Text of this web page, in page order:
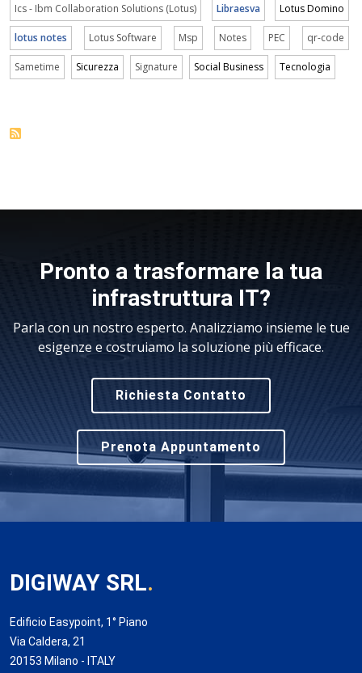
Ics - Ibm Collaboration Solutions (Lotus) Libraesva Lotus Domino
lotus notes Lotus Software Msp Notes PEC qr-code
Sametime Sicurezza Signature Social Business Tecnologia
Pronto a trasformare la tua
infrastruttura IT?
Parla con un nostro esperto. Analizziamo insieme le tue
esigenze e costruiamo la soluzione più efficace.
Richiesta Contatto
Prenota Appuntamento
DIGIWAY SRL.
Edificio Easypoint, 1° Piano
Via Caldera, 21
20153 Milano - ITALY